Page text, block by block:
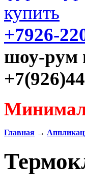
+7926-
шоу-рум
Главная →